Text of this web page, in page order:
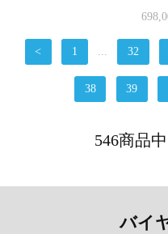
< 1 ... 32
38 39
546商品
バイ